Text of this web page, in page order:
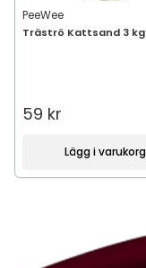
PeeWee
Träströ Kattsand 3 kg
59 kr
Lägg i varukorg